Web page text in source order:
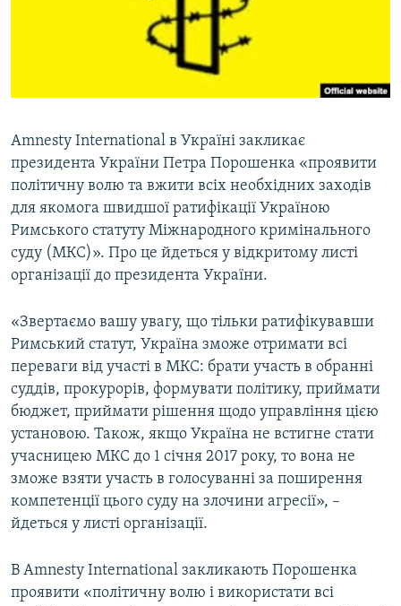
ВІДЕОУРОКИ «ELIFBE»
Усі сайти RFE/RL
Amnesty International в Україні закликає
президента України Петра Порошенка «проявити
політичну волю та вжити всіх необхідних заходів
для якомога швидшої ратифікації Україною
Римського статуту Міжнародного кримінального
суду (МКС)». Про це йдеться у відкритому листі
організації до президента України.
«Звертаємо вашу увагу, що тільки ратифікувавши
Римський статут, Україна зможе отримати всі
переваги від участі в МКС: брати участь в обранні
суддів, прокурорів, формувати політику, приймати
бюджет, приймати рішення щодо управління цією
установою. Також, якщо Україна не встигне стати
учасницею МКС до 1 січня 2017 року, то вона не
зможе взяти участь в голосуванні за поширення
компетенції цього суду на злочини агресії», –
йдеться у листі організації.
В Amnesty International закликають Порошенка
проявити «політичну волю і використати всі